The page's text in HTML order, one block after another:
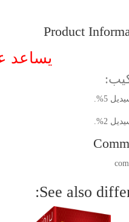
Product
يساعد
5%.
2%.
See also